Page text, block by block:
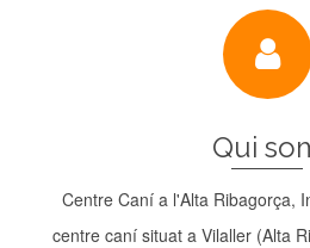
Qui
Centre Caní a l'Alta Ribagorça,
centre caní situat a Vilaller (Alta